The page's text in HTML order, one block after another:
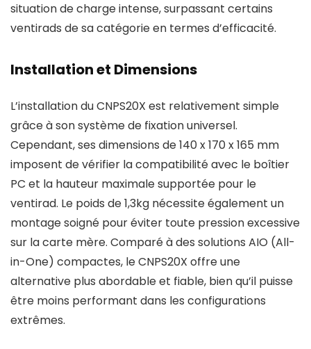
situation de charge intense, surpassant certains
ventirads de sa catégorie en termes d’efficacité.
Installation et Dimensions
L’installation du CNPS20X est relativement simple
grâce à son système de fixation universel.
Cependant, ses dimensions de 140 x 170 x 165 mm
imposent de vérifier la compatibilité avec le boîtier
PC et la hauteur maximale supportée pour le
ventirad. Le poids de 1,3kg nécessite également un
montage soigné pour éviter toute pression excessive
sur la carte mère. Comparé à des solutions AIO (All-
in-One) compactes, le CNPS20X offre une
alternative plus abordable et fiable, bien qu’il puisse
être moins performant dans les configurations
extrêmes.